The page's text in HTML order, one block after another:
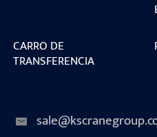
CARRO DE
TRANSFERENCIA